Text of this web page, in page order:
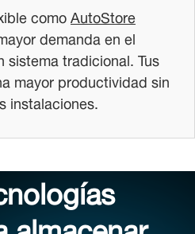
comoAutoStore
demanda en el
tradicional. Tus
mayor productividad sin
instalaciones.